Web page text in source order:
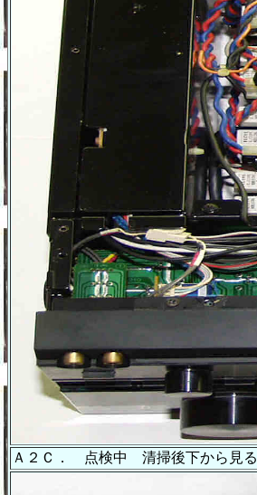
Ａ２Ｃ． 点検中 清掃後下から見る